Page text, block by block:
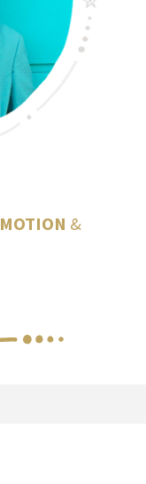
MOTION &